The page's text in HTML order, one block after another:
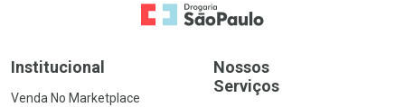
Ir para a Home
Institucional
Venda No Marketplace
Nossos
Serviços